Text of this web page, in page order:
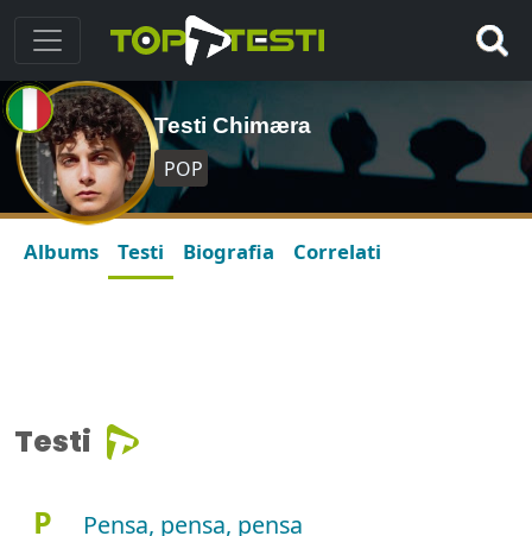
Testi Chimæra
POP
Albums Testi Biografia Correlati
Testi
P Pensa, pensa, pensa